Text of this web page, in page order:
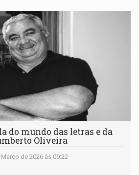
do mundo das letras e da
Oliveira
de 2026 às 09:22